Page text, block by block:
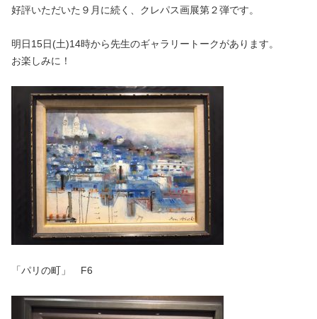
好評いただいた９月に続く、クレパス画展第２弾です。
明日15日(土)14時から先生のギャラリートークがあります。
お楽しみに！
「パリの町」 F6